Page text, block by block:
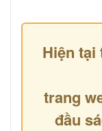
Hiện tại
trang
đầu